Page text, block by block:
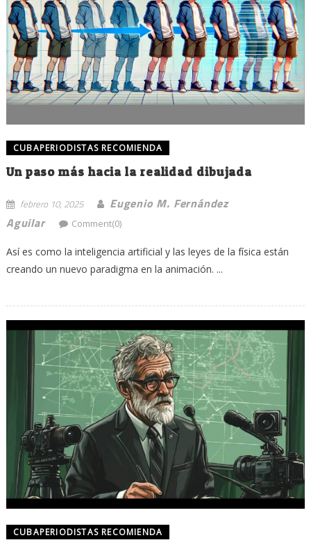
CUBAPERIODISTAS RECOMIENDA
Un paso más hacia la realidad dibujada
febrero 10, 2025
Eugenio M. Fernández
Aguilar
Comment(0)
Así es como la inteligencia artificial y las leyes de la física están
creando un nuevo paradigma en la animación. ...
CUBAPERIODISTAS RECOMIENDA